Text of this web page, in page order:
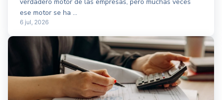
verdadero motor de las empresas, pero muchas veces
ese motor se ha ...
6 jul, 2026